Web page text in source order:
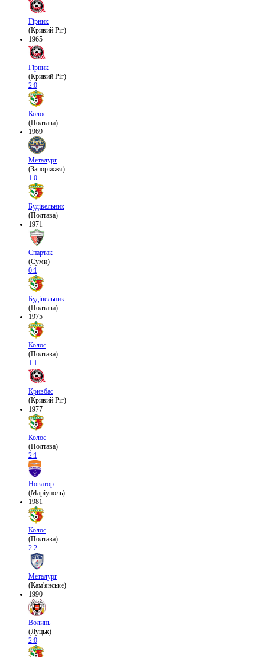
Гірник
(Кривий Ріг)
1965
Гірник
(Кривий Ріг)
2:0
Колос
(Полтава)
1969
Металург
(Запоріжжя)
1:0
Будівельник
(Полтава)
1971
Спартак
(Суми)
0:1
Будівельник
(Полтава)
1975
Колос
(Полтава)
1:1
Кривбас
(Кривий Ріг)
1977
Колос
(Полтава)
2:1
Новатор
(Маріуполь)
1981
Колос
(Полтава)
2:2
Металург
(Кам'янське)
1990
Волинь
(Луцьк)
2:0